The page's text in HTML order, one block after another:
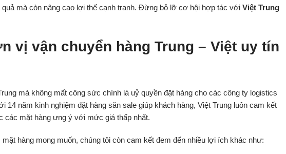
mà còn nâng cao lợi thế cạnh tranh. Đừng bỏ lỡ cơ hội hợp tác với Việt Trung
vị vận chuyển hàng Trung – Việt uy tín
mà không mất công sức chính là uỷ quyền đặt hàng cho các công ty logistics
14 năm kinh nghiệm đặt hàng săn sale giúp khách hàng, Việt Trung luôn cam kết
các mặt hàng ưng ý với mức giá thấp nhất.
hàng mong muốn, chúng tôi còn cam kết đem đến nhiều lợi ích khác như: